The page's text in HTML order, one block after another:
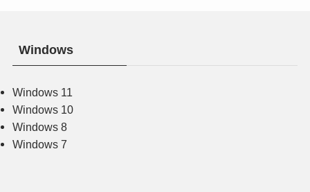
Windows
Windows 11
Windows 10
Windows 8
Windows 7